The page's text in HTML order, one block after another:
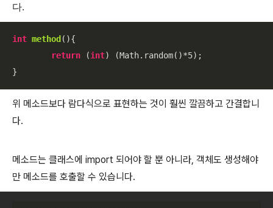
다.
int method (){
return (int) (Math.random()*5);
}
위 메소드보다 람다식으로 표현하는 것이 훨씬 깔끔하고 간결합니
다.
메소드는 클래스에 import 되어야 할 뿐 아니라, 객체도 생성해야
만 메소드를 호출할 수 있습니다.